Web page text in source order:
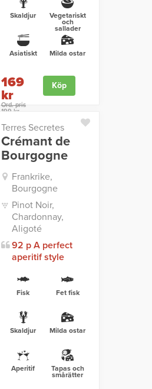
Skaldjur Vegetariskt
och
sallader
Asiatiskt Milda ostar
169
kr
Ord. pris
199 kr
Köp
Terres Secretes
Crémant de
Bourgogne
Frankrike,
Bourgogne
Pinot Noir,
Chardonnay,
Aligoté
92 p A perfect
aperitif style
Fisk Fet fisk
Skaldjur Milda ostar
Aperitif Tapas och
smårätter